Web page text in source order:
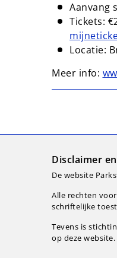
Aanvang
Tickets:
Locatie:
Meer info:
Disclaimer
De website
Alle rechten
schriftelijke
Tevens is
op deze website.